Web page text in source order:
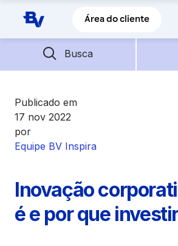
Pular para o Conteúdo principal
Área do cliente
Busca
Barra de busca
Descubra mais conteúdos
Empréstimos
Financiamentos
Futuro
Publicado em
17 nov 2022
por
Equipe BV Inspira
Inovação
é e por que